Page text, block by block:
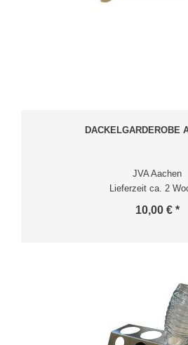
DACKELGARDEROBE
JVA Aachen
Lieferzeit ca. 2
10,00 € *